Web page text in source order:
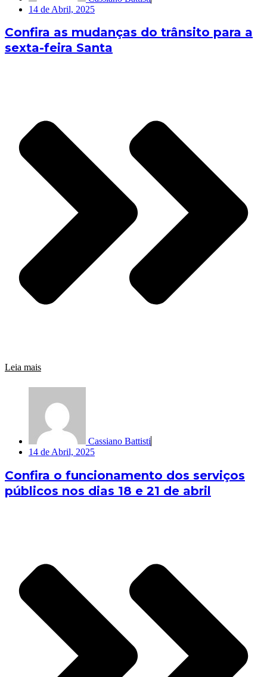
14 de Abril, 2025
Confira as mudanças do trânsito para a
sexta-feira Santa
Leia mais
Cassiano Battisti
14 de Abril, 2025
Confira o funcionamento dos serviços
públicos nos dias 18 e 21 de abril